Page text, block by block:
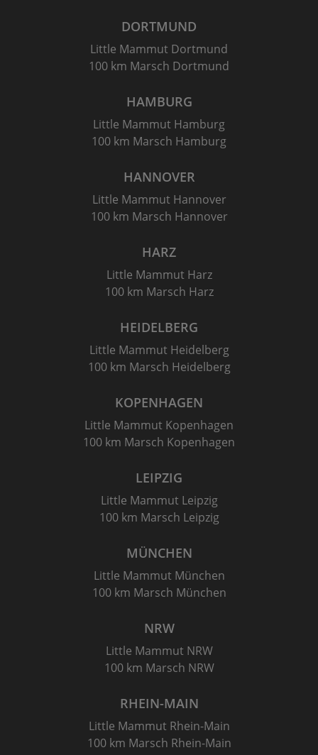
DORTMUND
Little Mammut Dortmund
100 km Marsch Dortmund
HAMBURG
Little Mammut Hamburg
100 km Marsch Hamburg
HANNOVER
Little Mammut Hannover
100 km Marsch Hannover
HARZ
Little Mammut Harz
100 km Marsch Harz
HEIDELBERG
Little Mammut Heidelberg
100 km Marsch Heidelberg
KOPENHAGEN
Little Mammut Kopenhagen
100 km Marsch Kopenhagen
LEIPZIG
Little Mammut Leipzig
100 km Marsch Leipzig
MÜNCHEN
Little Mammut München
100 km Marsch München
NRW
Little Mammut NRW
100 km Marsch NRW
RHEIN-MAIN
Little Mammut Rhein-Main
100 km Marsch Rhein-Main